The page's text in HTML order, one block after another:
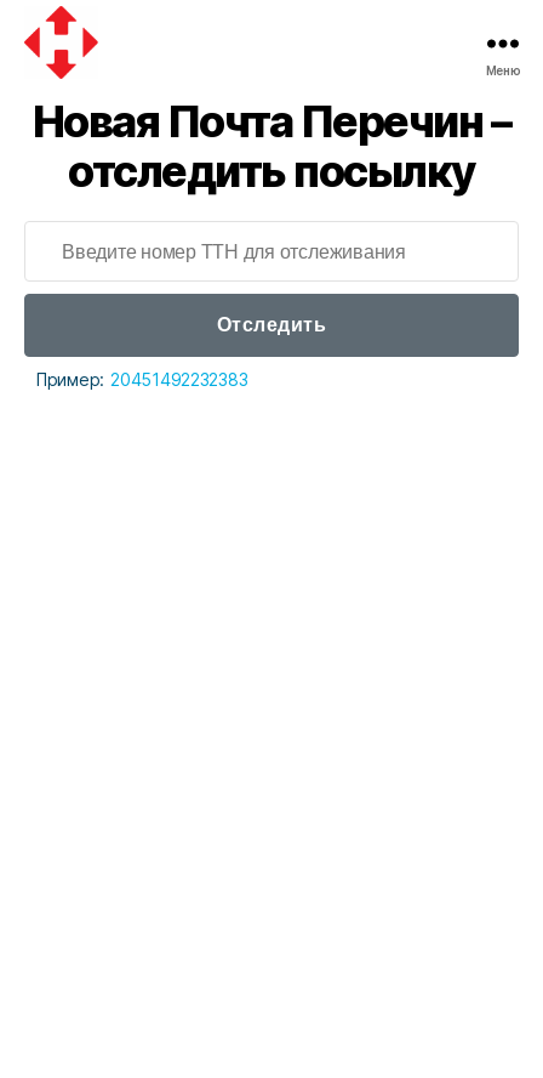
почта
Меню
Новая Почта Перечин –
отследить посылку
Отследить
Пример: 20451492232383